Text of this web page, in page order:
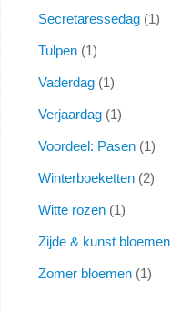
Secretaressedag 1
Tulpen 1
Vaderdag 1
Verjaardag 1
Voordeel: Pasen 1
Winterboeketten 2
Witte rozen 1
Zijde & kunst bloemen
Zomer bloemen 1